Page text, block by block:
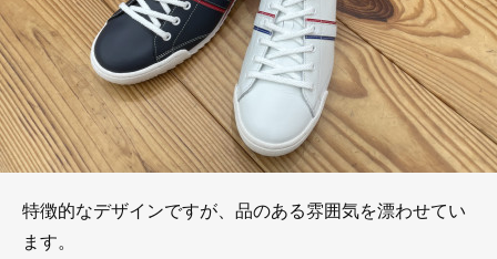
特徴的なデザインですが、品のある雰囲気を漂わせてい
ます。